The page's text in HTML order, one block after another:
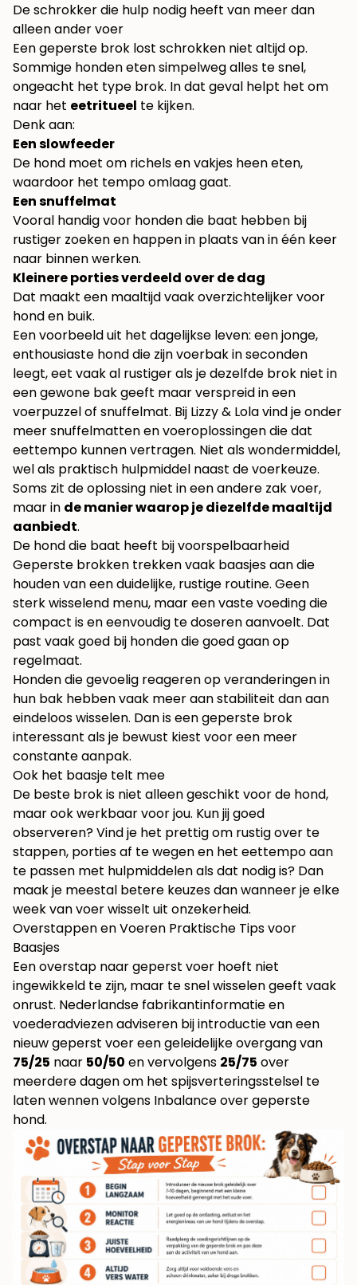
De schrokker die hulp nodig heeft van meer dan
alleen ander voer
Een geperste brok lost schrokken niet altijd op.
Sommige honden eten simpelweg alles te snel,
ongeacht het type brok. In dat geval helpt het om
naar het eetritueel te kijken.
Denk aan:
Een slowfeeder
De hond moet om richels en vakjes heen eten,
waardoor het tempo omlaag gaat.
Een snuffelmat
Vooral handig voor honden die baat hebben bij
rustiger zoeken en happen in plaats van in één keer
naar binnen werken.
Kleinere porties verdeeld over de dag
Dat maakt een maaltijd vaak overzichtelijker voor
hond en buik.
Een voorbeeld uit het dagelijkse leven: een jonge,
enthousiaste hond die zijn voerbak in seconden
leegt, eet vaak al rustiger als je dezelfde brok niet in
een gewone bak geeft maar verspreid in een
voerpuzzel of snuffelmat. Bij Lizzy & Lola vind je onder
meer snuffelmatten en voeroplossingen die dat
eettempo kunnen vertragen. Niet als wondermiddel,
wel als praktisch hulpmiddel naast de voerkeuze.
Soms zit de oplossing niet in een andere zak voer,
maar in de manier waarop je diezelfde maaltijd
aanbiedt.
De hond die baat heeft bij voorspelbaarheid
Geperste brokken trekken vaak baasjes aan die
houden van een duidelijke, rustige routine. Geen
sterk wisselend menu, maar een vaste voeding die
compact is en eenvoudig te doseren aanvoelt. Dat
past vaak goed bij honden die goed gaan op
regelmaat.
Honden die gevoelig reageren op veranderingen in
hun bak hebben vaak meer aan stabiliteit dan aan
eindeloos wisselen. Dan is een geperste brok
interessant als je bewust kiest voor een meer
constante aanpak.
Ook het baasje telt mee
De beste brok is niet alleen geschikt voor de hond,
maar ook werkbaar voor jou. Kun jij goed
observeren? Vind je het prettig om rustig over te
stappen, porties af te wegen en het eettempo aan
te passen met hulpmiddelen als dat nodig is? Dan
maak je meestal betere keuzes dan wanneer je elke
week van voer wisselt uit onzekerheid.
Overstappen en Voeren Praktische Tips voor
Baasjes
Een overstap naar geperst voer hoeft niet
ingewikkeld te zijn, maar te snel wisselen geeft vaak
onrust. Nederlandse fabrikantinformatie en
voederadviezen adviseren bij introductie van een
nieuw geperst voer een geleidelijke overgang van
75/25 naar 50/50 en vervolgens 25/75 over
meerdere dagen om het spijsverteringsstelsel te
laten wennen volgens Inbalance over geperste
hond.